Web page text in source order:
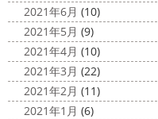
2021年6月 (10)
2021年5月 (9)
2021年4月 (10)
2021年3月 (22)
2021年2月 (11)
2021年1月 (6)